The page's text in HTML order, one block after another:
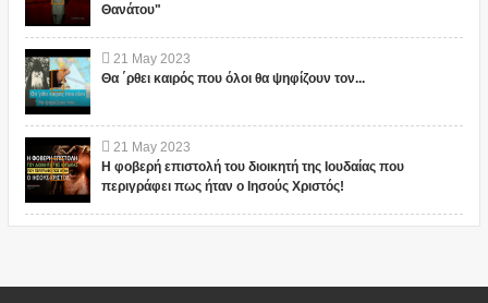
Θανάτου"
21 May 2023
Θα ΄ρθει καιρός που όλοι θα ψηφίζουν τον...
21 May 2023
Η φοβερή επιστολή του διοικητή της Ιουδαίας που
περιγράφει πως ήταν ο Ιησούς Χριστός!